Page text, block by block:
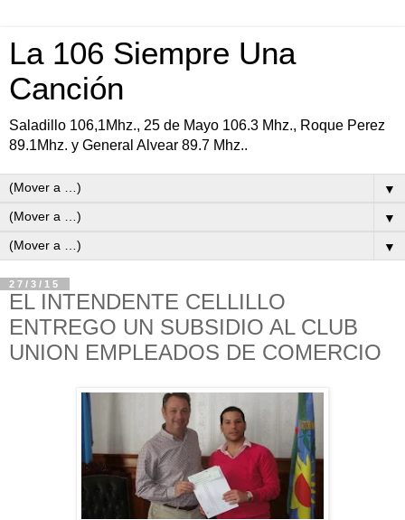
La 106 Siempre Una
Canción
Saladillo 106,1Mhz., 25 de Mayo 106.3 Mhz., Roque Perez
89.1Mhz. y General Alvear 89.7 Mhz..
▼
▼
▼
27/3/15
EL INTENDENTE CELLILLO
ENTREGO UN SUBSIDIO AL CLUB
UNION EMPLEADOS DE COMERCIO